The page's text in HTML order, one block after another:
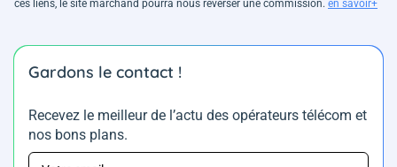
ces liens, le site marchand pourra nous reverser une commission. en savoir+
Gardons le contact !
Recevez le meilleur de l’actu des opérateurs télécom et
nos bons plans.